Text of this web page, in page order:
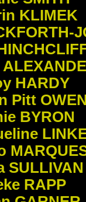
KLIMEK
HARDY
Pitt
BYRON
SULLIVAN
RAPP